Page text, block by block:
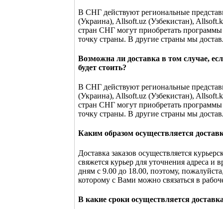
В СНГ действуют региональные
(Украина), Allsoft.uz (Узбекистан),
стран СНГ могут приобретать
точку страны. В другие страны мы
Возможна ли доставка в том случае,
будет стоить?
В СНГ действуют региональные
(Украина), Allsoft.uz (Узбекистан),
стран СНГ могут приобретать
точку страны. В другие страны мы
Каким образом осуществляется
Доставка заказов осуществляется
свяжется курьер для уточнения адреса и
дням с 9.00 до 18.00, поэтому,
которому с Вами можно связаться в
В какие сроки осуществляется